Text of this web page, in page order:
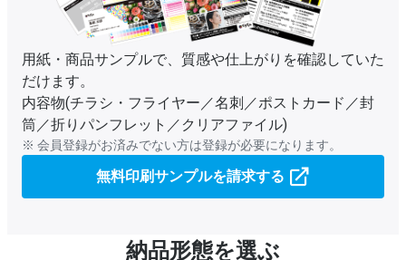
用紙・商品サンプルで、質感や仕上がりを確認していた
だけます。
内容物(チラシ・フライヤー／名刺／ポストカード／封
筒／折りパンフレット／クリアファイル)
※ 会員登録がお済みでない方は登録が必要になります。
無料印刷サンプルを請求する
納品形態を選ぶ